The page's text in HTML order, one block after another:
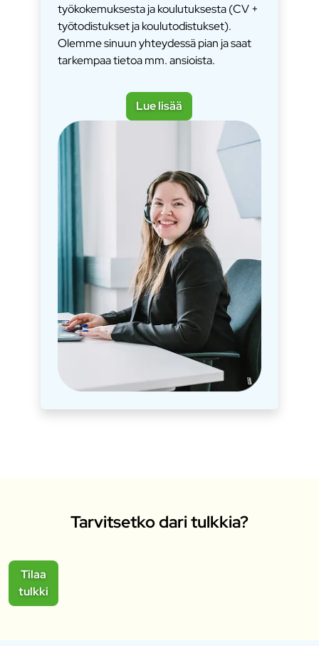
työkokemuksesta ja koulutuksesta (CV +
työtodistukset ja koulutodistukset).
Olemme sinuun yhteydessä pian ja saat
tarkempaa tietoa mm. ansioista.
Lue lisää
Tarvitsetko dari tulkkia?
Tilaa
tulkki